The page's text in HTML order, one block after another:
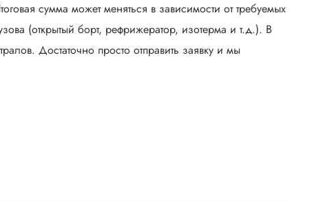
сумма может меняться в зависимости от требуемых
(открытый борт, рефрижератор, изотерма и т.д.). В
Достаточно просто отправить заявку и мы